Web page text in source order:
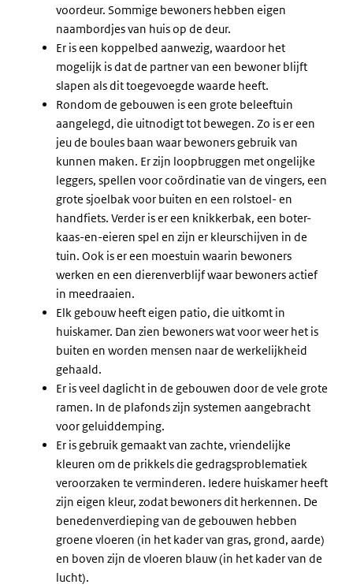
voordeur. Sommige bewoners hebben eigen
naambordjes van huis op de deur.
Er is een koppelbed aanwezig, waardoor het
mogelijk is dat de partner van een bewoner blijft
slapen als dit toegevoegde waarde heeft.
Rondom de gebouwen is een grote beleeftuin
aangelegd, die uitnodigt tot bewegen. Zo is er een
jeu de boules baan waar bewoners gebruik van
kunnen maken. Er zijn loopbruggen met ongelijke
leggers, spellen voor coördinatie van de vingers, een
grote sjoelbak voor buiten en een rolstoel- en
handfiets. Verder is er een knikkerbak, een boter-
kaas-en-eieren spel en zijn er kleurschijven in de
tuin. Ook is er een moestuin waarin bewoners
werken en een dierenverblijf waar bewoners actief
in meedraaien.
Elk gebouw heeft eigen patio, die uitkomt in
huiskamer. Dan zien bewoners wat voor weer het is
buiten en worden mensen naar de werkelijkheid
gehaald.
Er is veel daglicht in de gebouwen door de vele grote
ramen. In de plafonds zijn systemen aangebracht
voor geluiddemping.
Er is gebruik gemaakt van zachte, vriendelijke
kleuren om de prikkels die gedragsproblematiek
veroorzaken te verminderen. Iedere huiskamer heeft
zijn eigen kleur, zodat bewoners dit herkennen. De
benedenverdieping van de gebouwen hebben
groene vloeren (in het kader van gras, grond, aarde)
en boven zijn de vloeren blauw (in het kader van de
lucht).